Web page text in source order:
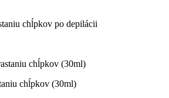
chĺpkov po depilácii
chĺpkov (30ml)